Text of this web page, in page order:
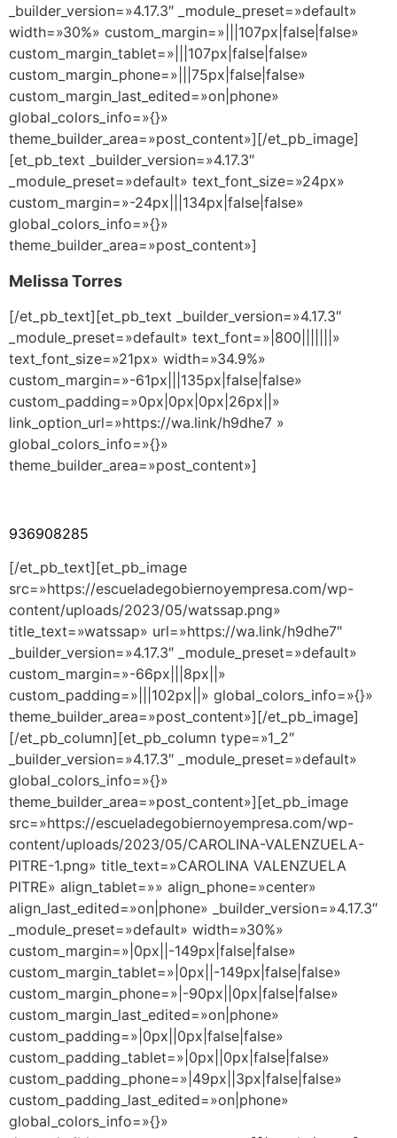
_builder_version=»4.17.3″ _module_preset=»default»
width=»30%» custom_margin=»|||107px|false|false»
custom_margin_tablet=»|||107px|false|false»
custom_margin_phone=»|||75px|false|false»
custom_margin_last_edited=»on|phone»
global_colors_info=»{}»
theme_builder_area=»post_content»][/et_pb_image]
[et_pb_text _builder_version=»4.17.3″
_module_preset=»default» text_font_size=»24px»
custom_margin=»-24px|||134px|false|false»
global_colors_info=»{}»
theme_builder_area=»post_content»]
Melissa Torres
[/et_pb_text][et_pb_text _builder_version=»4.17.3″
_module_preset=»default» text_font=»|800|||||||»
text_font_size=»21px» width=»34.9%»
custom_margin=»-61px|||135px|false|false»
custom_padding=»0px|0px|0px|26px||»
link_option_url=»https://wa.link/h9dhe7 »
global_colors_info=»{}»
theme_builder_area=»post_content»]
936908285
[/et_pb_text][et_pb_image
src=»https://escueladegobiernoyempresa.com/wp-
content/uploads/2023/05/watssap.png»
title_text=»watssap» url=»https://wa.link/h9dhe7″
_builder_version=»4.17.3″ _module_preset=»default»
custom_margin=»-66px|||8px||»
custom_padding=»|||102px||» global_colors_info=»{}»
theme_builder_area=»post_content»][/et_pb_image]
[/et_pb_column][et_pb_column type=»1_2″
_builder_version=»4.17.3″ _module_preset=»default»
global_colors_info=»{}»
theme_builder_area=»post_content»][et_pb_image
src=»https://escueladegobiernoyempresa.com/wp-
content/uploads/2023/05/CAROLINA-VALENZUELA-
PITRE-1.png» title_text=»CAROLINA VALENZUELA
PITRE» align_tablet=»» align_phone=»center»
align_last_edited=»on|phone» _builder_version=»4.17.3″
_module_preset=»default» width=»30%»
custom_margin=»|0px||-149px|false|false»
custom_margin_tablet=»|0px||-149px|false|false»
custom_margin_phone=»|-90px||0px|false|false»
custom_margin_last_edited=»on|phone»
custom_padding=»|0px||0px|false|false»
custom_padding_tablet=»|0px||0px|false|false»
custom_padding_phone=»|49px||3px|false|false»
custom_padding_last_edited=»on|phone»
global_colors_info=»{}»